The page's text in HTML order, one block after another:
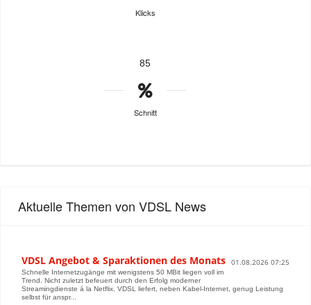
Klicks
85
Schnitt
Aktuelle Themen von VDSL News
VDSL Angebot & Sparaktionen des Monats 01.08.2026 07:25
Schnelle Internetzugänge mit wenigstens 50 MBit liegen voll im
Trend. Nicht zuletzt befeuert durch den Erfolg moderner
Streamingdienste á la Netflix. VDSL liefert, neben Kabel-Internet, genug Leistung
selbst für anspr...